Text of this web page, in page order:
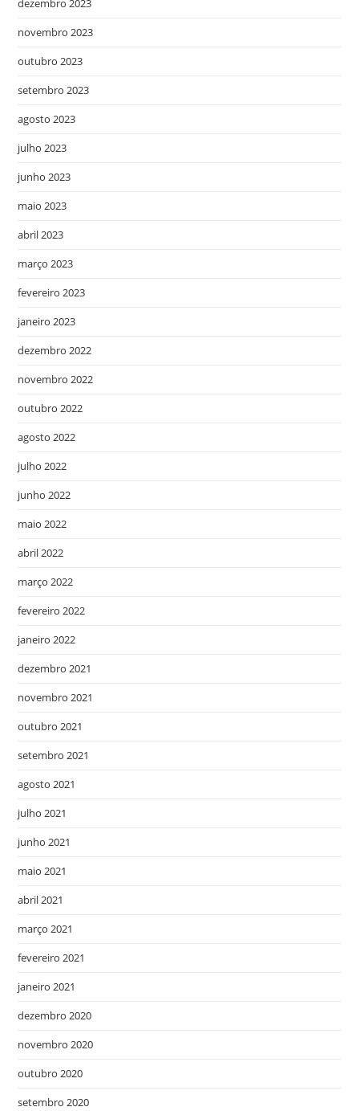
dezembro 2023
novembro 2023
outubro 2023
setembro 2023
agosto 2023
julho 2023
junho 2023
maio 2023
abril 2023
março 2023
fevereiro 2023
janeiro 2023
dezembro 2022
novembro 2022
outubro 2022
agosto 2022
julho 2022
junho 2022
maio 2022
abril 2022
março 2022
fevereiro 2022
janeiro 2022
dezembro 2021
novembro 2021
outubro 2021
setembro 2021
agosto 2021
julho 2021
junho 2021
maio 2021
abril 2021
março 2021
fevereiro 2021
janeiro 2021
dezembro 2020
novembro 2020
outubro 2020
setembro 2020